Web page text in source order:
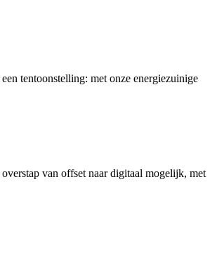
tentoonstelling: met onze energiezuinige
van offset naar digitaal mogelijk, met